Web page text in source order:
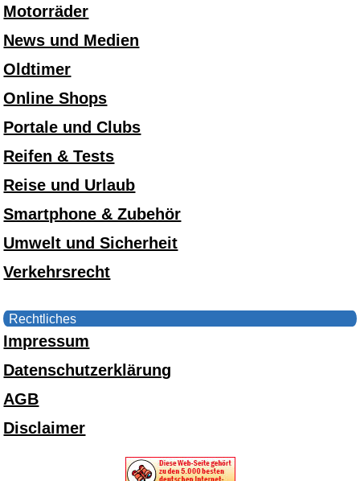
Motorräder
News und Medien
Oldtimer
Online Shops
Portale und Clubs
Reifen & Tests
Reise und Urlaub
Smartphone & Zubehör
Umwelt und Sicherheit
Verkehrsrecht
Rechtliches
Impressum
Datenschutzerklärung
AGB
Disclaimer